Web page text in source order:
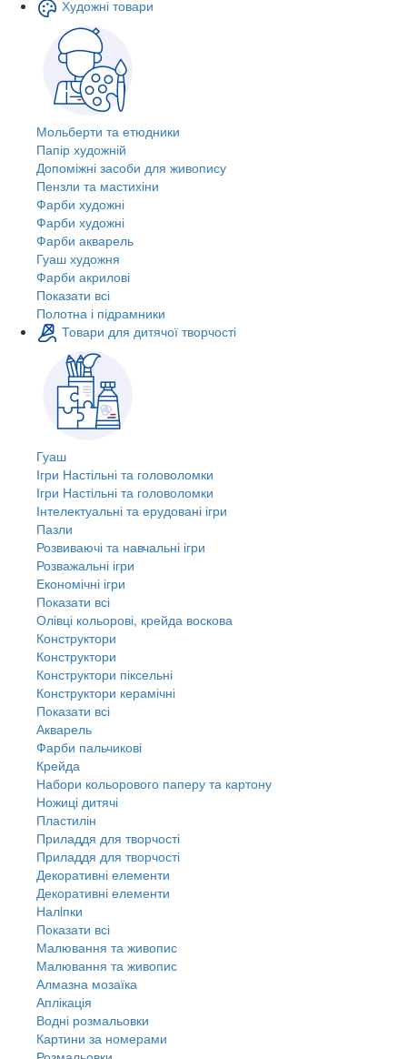
Художні товари
Мольберти та етюдники
Папір художній
Допоміжні засоби для живопису
Пензли та мастихіни
Фарби художні
Фарби художні
Фарби акварель
Гуаш художня
Фарби акрилові
Показати всі
Полотна і підрамники
Товари для дитячої творчості
Гуаш
Ігри Настільні та головоломки
Ігри Настільні та головоломки
Інтелектуальні та ерудовані ігри
Пазли
Розвиваючі та навчальні ігри
Розважальні ігри
Економічні ігри
Показати всі
Олівці кольорові, крейда воскова
Конструктори
Конструктори
Конструктори піксельні
Конструктори керамічні
Показати всі
Акварель
Фарби пальчикові
Крейда
Набори кольорового паперу та картону
Ножиці дитячі
Пластилін
Приладдя для творчості
Приладдя для творчості
Декоративні елементи
Декоративні елементи
Налiпки
Показати всі
Малювання та живопис
Малювання та живопис
Алмазна мозаїка
Аплікація
Водні розмальовки
Картини за номерами